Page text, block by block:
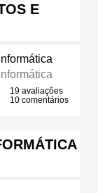
E
19 avaliações
10 comentários